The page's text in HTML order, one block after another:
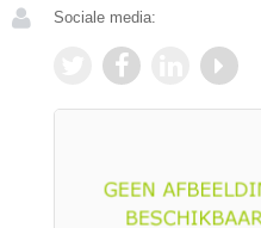
Sociale media: